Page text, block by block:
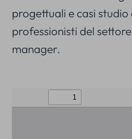
progettuali e casi
professionisti del
manager.